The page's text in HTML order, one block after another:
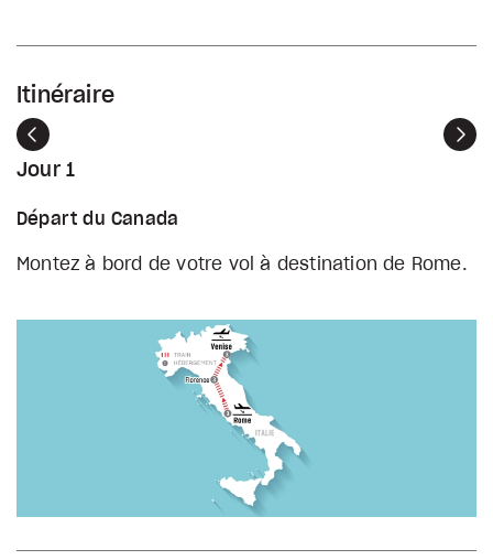
Itinéraire
Précédent
Jour 1
Départ du Canada
Montez à bord de votre vol à destination de Rome.